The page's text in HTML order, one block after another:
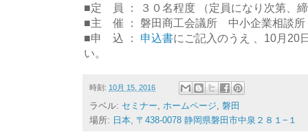
■定 員 ： ３０名程度 （定員になり次第、
■主 催 ： 磐田商工会議所 中小企業相談
■申 込 ： 申込書にご記入のうえ 、10月20
い。
時刻: 10月 15, 2016
ラベル: セミナー, ホームページ, 磐田
場所: 日本, 〒438-0078 静岡県磐田市中泉２８１−１